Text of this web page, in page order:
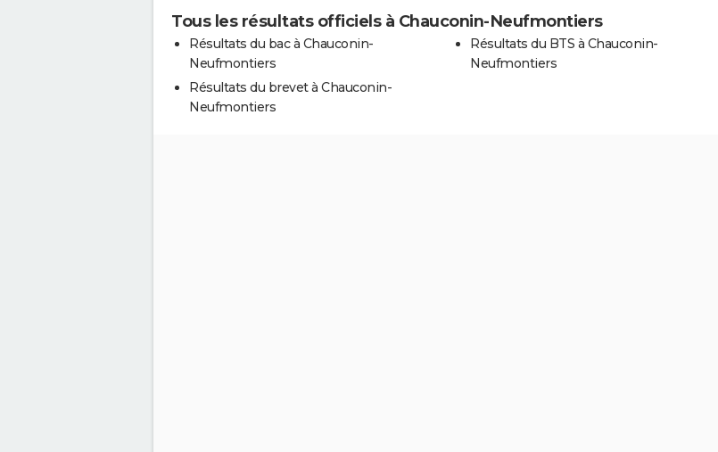
Tous les résultats officiels à Chauconin-Neufmontiers
Résultats du bac à Chauconin-
Neufmontiers
Résultats du brevet à Chauconin-
Neufmontiers
Résultats du BTS à Chauconin-
Neufmontiers